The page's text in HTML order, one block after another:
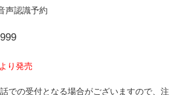
声認識予約
り発売
での受付となる場合がございますので、注